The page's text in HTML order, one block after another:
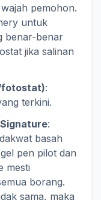
pemohon.
untuk
benar-benar
jika salinan
fotostat):
terkini.
:
basah
pen pilot dan
mesti
borang.
sama, maka